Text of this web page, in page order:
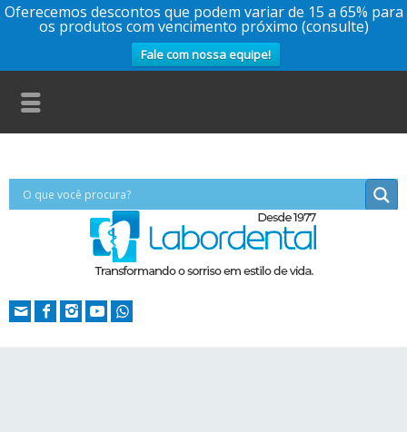
Oferecemos descontos que podem variar de 15 a 65% para
os produtos com vencimento próximo (consulte)
Fale com nossa equipe!